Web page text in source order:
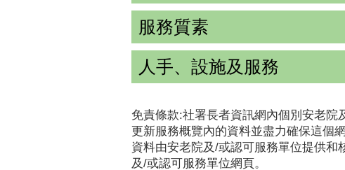
服務質素
人手、設施及服務
免責條款:社署長者資訊網內個別安老院
更新服務概覽內的資料並盡力確保這個
資料由安老院及/或認可服務單位提供
及/或認可服務單位網頁。